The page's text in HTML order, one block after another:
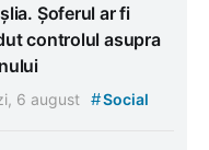
Șoferul ar fi
controlul asupra
6 august #Social